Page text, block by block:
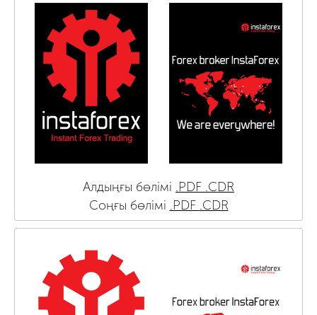
Алдыңғы бөлімі .PDF .CDR
Соңғы бөлімі .PDF .CDR